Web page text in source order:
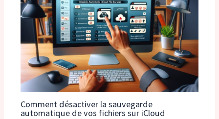
Comment désactiver la sauvegarde
automatique de vos fichiers sur iCloud